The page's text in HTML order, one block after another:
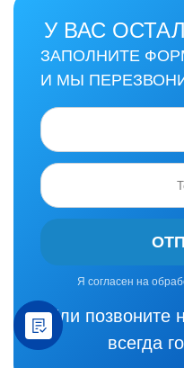
У ВАС
ЗАПОЛНИТЕ
И МЫ
Я согласен на
Или позвоните
всегда